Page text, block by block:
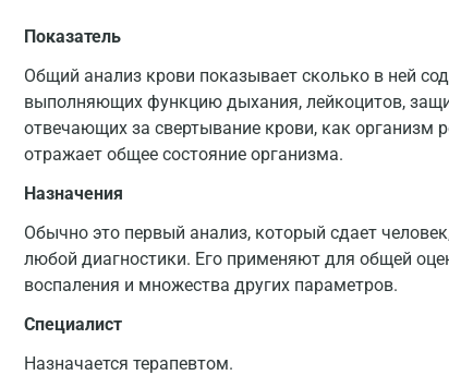
Показатель
Общий анализ крови показывает сколько в ней
выполняющих функцию дыхания, лейкоцитов,
отвечающих за свертывание крови, как организм
отражает общее состояние организма.
Назначения
Обычно это первый анализ, который сдает
любой диагностики. Его применяют для общей
воспаления и множества других параметров.
Специалист
Назначается терапевтом.